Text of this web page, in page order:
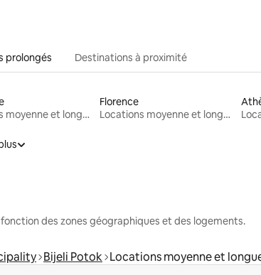
prolongés Destinations à proximité
Locations moyenne et longue durée
Florence
Locations moyenne et longue durée
des zones géographiques et des logements.
Bijeli Potok Locations moyenne et